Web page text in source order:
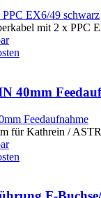
mit 2 x PPC
40mm
für Kathrein /